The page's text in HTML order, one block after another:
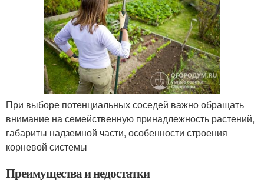
При выборе потенциальных соседей важно обращать
внимание на семейственную принадлежность растений,
габариты надземной части, особенности строения
корневой системы
Преимущества и недостатки